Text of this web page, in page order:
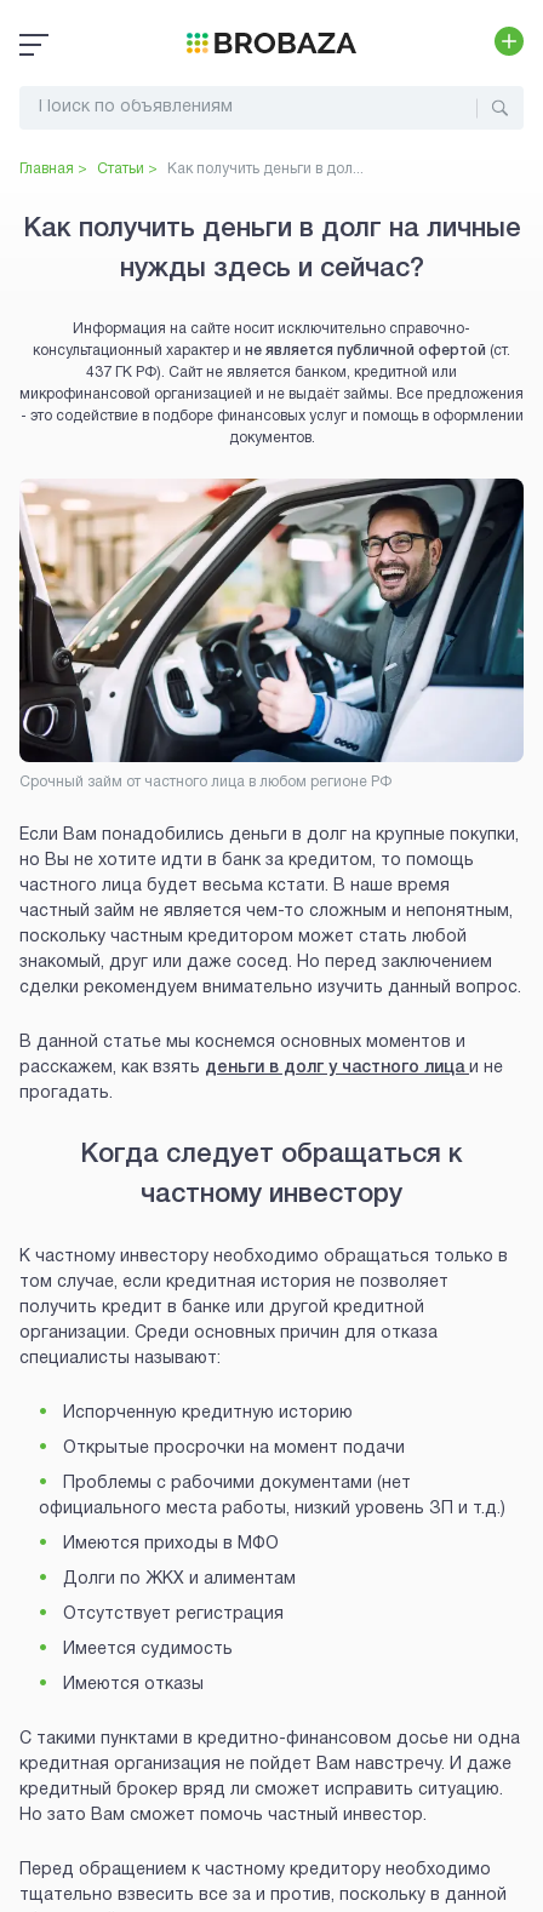
Главная > Статьи > Как получить деньги в дол...
Как получить деньги в долг на личные
нужды здесь и сейчас?
Информация на сайте носит исключительно справочно-
консультационный характер и не является публичной офертой (ст.
437 ГК РФ). Сайт не является банком, кредитной или
микрофинансовой организацией и не выдаёт займы. Все предложения
- это содействие в подборе финансовых услуг и помощь в оформлении
документов.
Срочный займ от частного лица в любом регионе РФ
Если Вам понадобились деньги в долг на крупные покупки,
но Вы не хотите идти в банк за кредитом, то помощь
частного лица будет весьма кстати. В наше время
частный займ не является чем-то сложным и непонятным,
поскольку частным кредитором может стать любой
знакомый, друг или даже сосед. Но перед заключением
сделки рекомендуем внимательно изучить данный вопрос.
В данной статье мы коснемся основных моментов и
расскажем, как взять деньги в долг у частного лица и не
прогадать.
Когда следует обращаться к
частному инвестору
К частному инвестору необходимо обращаться только в
том случае, если кредитная история не позволяет
получить кредит в банке или другой кредитной
организации. Среди основных причин для отказа
специалисты называют:
Испорченную кредитную историю
Открытые просрочки на момент подачи
Проблемы с рабочими документами (нет
официального места работы, низкий уровень ЗП и т.д.)
Имеются приходы в МФО
Долги по ЖКХ и алиментам
Отсутствует регистрация
Имеется судимость
Имеются отказы
С такими пунктами в кредитно-финансовом досье ни одна
кредитная организация не пойдет Вам навстречу. И даже
кредитный брокер вряд ли сможет исправить ситуацию.
Но зато Вам сможет помочь частный инвестор.
Перед обращением к частному кредитору необходимо
тщательно взвесить все за и против, поскольку в данной